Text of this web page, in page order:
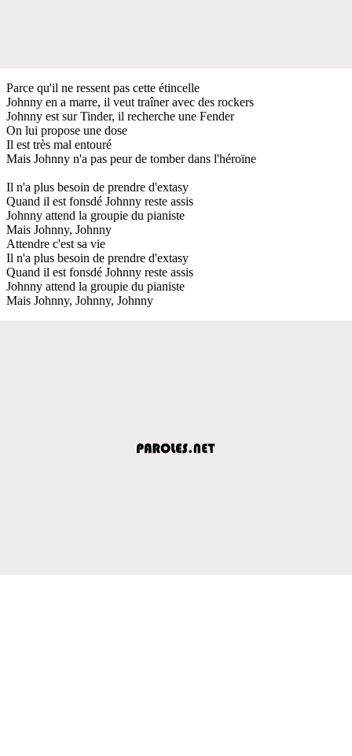
Parce qu'il ne ressent pas cette étincelle
Johnny en a marre, il veut traîner avec des rockers
Johnny est sur Tinder, il recherche une Fender
On lui propose une dose
Il est très mal entouré
Mais Johnny n'a pas peur de tomber dans l'héroïne
Il n'a plus besoin de prendre d'extasy
Quand il est fonsdé Johnny reste assis
Johnny attend la groupie du pianiste
Mais Johnny, Johnny
Attendre c'est sa vie
Il n'a plus besoin de prendre d'extasy
Quand il est fonsdé Johnny reste assis
Johnny attend la groupie du pianiste
Mais Johnny, Johnny, Johnny